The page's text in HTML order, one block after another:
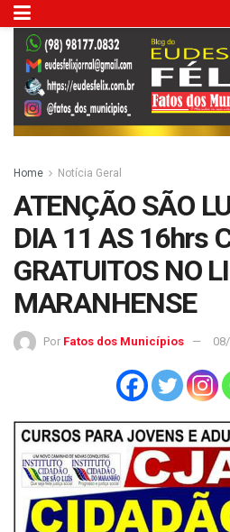
Home Notícia Geral
ATENÇÃO SÃO
DIA 11 AS 16hrs
GRATUITOS NO
MARANHENSE
Por Fatos dos Municípios